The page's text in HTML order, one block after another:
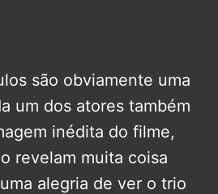
são obviamente uma
um dos atores também
inédita do filme,
revelam muita coisa
alegria de ver o trio